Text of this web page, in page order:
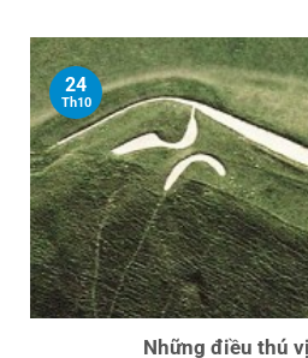
Những điều thú
24
Th10